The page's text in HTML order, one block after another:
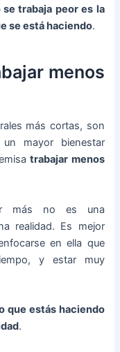
trabaja peor es la
se está haciendo.
menos
más cortas, son
mayor bienestar
trabajar menos
más no es una
realidad. Es mejor
en ella que
y estar muy
que estás haciendo
.